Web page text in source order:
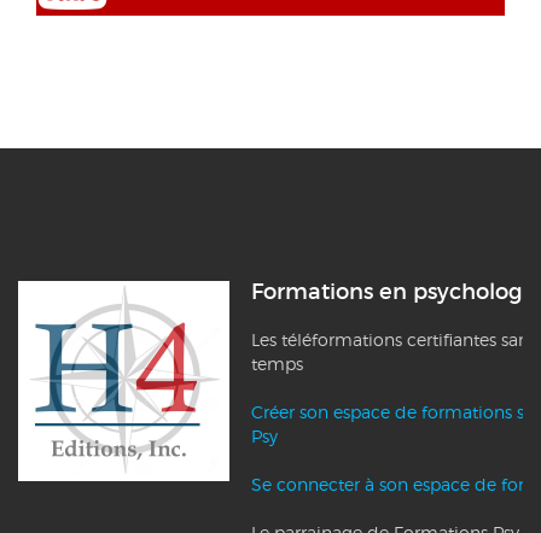
Formations en psychologie
Les téléformations certifiantes
temps
Créer son espace de formations
Psy
Se connecter à son espace de